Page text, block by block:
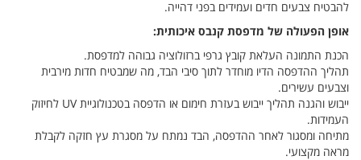
להבטיח צבעים חדים ועמידים בפני דהייה.
אופן הפעולה של מדפסת קנבס איכותית:
הכנת התמונה העלאת קובץ גרפי ברזולוציה גבוהה למדפסת.
תהליך ההדפסה הדיו מוחדר לתוך סיבי הבד, מה שמבטיח חדות מירבית
וצבעים עשירים.
ייבוש והגנה תהליך ייבוש בעזרת חימום או הדפסה בטכנולוגיית UV לחיזוק
העמידות.
מתיחה ומסגור לאחר ההדפסה, הבד נמתח על מסגרת עץ חזקה לקבלת
מראה מקצועי.